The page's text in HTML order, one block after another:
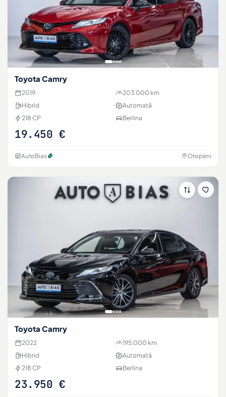
Toyota Camry
2019
203.000 km
Hibrid
Automată
218 CP
Berlina
19.450 €
AutoBias Otopeni
Toyota Camry
2022
195.000 km
Hibrid
Automată
218 CP
Berlina
23.950 €